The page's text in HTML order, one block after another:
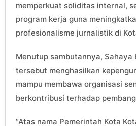
memperkuat soliditas internal,
program kerja guna
profesionalisme jurnalistik di
Menutup sambutannya,
tersebut menghasilkan
mampu membawa organisasi
berkontribusi terhadap
“Atas nama Pemerintah Kota